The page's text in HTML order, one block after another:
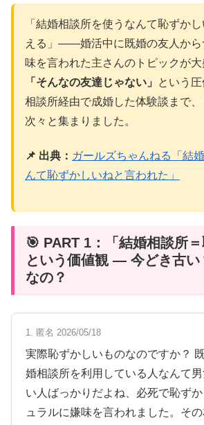
「結婚相談所を使うなんて恥ずか
える」――婚活中に既婚の友人から
味を言われた主さんのトピックが大
「そんなの友達じゃない」
という圧
相談所経由で成婚した体験談まで
次々と集まりました。
📌 出典： ガールズちゃんねる「結
んて恥ずかしいねと言われた」
🎯 PART 1：「結婚相談所＝
という価値観 — 今どき古い
なの？
1. 匿名 2026/05/18
実際恥ずかしいものなのですか？
婚相談所を利用している人なんて
い人ばっかりだよね、必死で恥ず
ュラルに嫌味を言われました。そ